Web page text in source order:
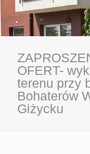
OFERT-
terenu przy
Bohaterów
Giżycku